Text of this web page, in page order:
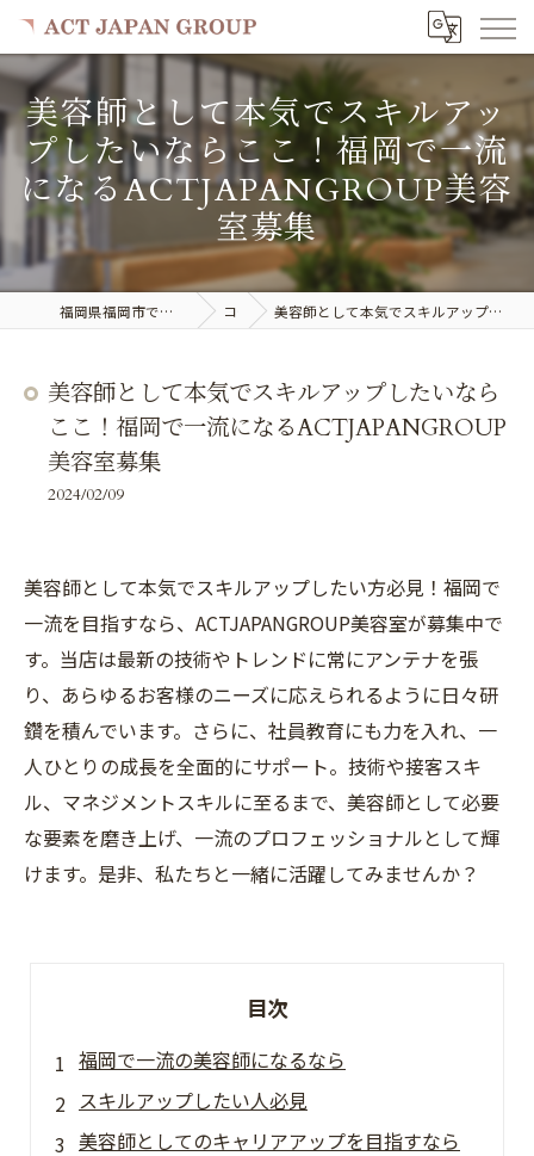
美容師として本気でスキルアッ
プしたいならここ！福岡で一流
になるACTJAPANGROUP美容
室募集
福岡県福岡市で美容室の求人ならACT JAPAN GROUP コラム 美容師として本気でスキルアップしたいならここ！福岡で一流になるACTJAPANGROUP美容室募集
美容師として本気でスキルアップしたいなら
ここ！福岡で一流になるACTJAPANGROUP
美容室募集
2024/02/09
美容師として本気でスキルアップしたい方必見！福岡で
一流を目指すなら、ACTJAPANGROUP美容室が募集中で
す。当店は最新の技術やトレンドに常にアンテナを張
り、あらゆるお客様のニーズに応えられるように日々研
鑽を積んでいます。さらに、社員教育にも力を入れ、一
人ひとりの成長を全面的にサポート。技術や接客スキ
ル、マネジメントスキルに至るまで、美容師として必要
な要素を磨き上げ、一流のプロフェッショナルとして輝
けます。是非、私たちと一緒に活躍してみませんか？
目次
福岡で一流の美容師になるなら
スキルアップしたい人必見
美容師としてのキャリアアップを目指すなら